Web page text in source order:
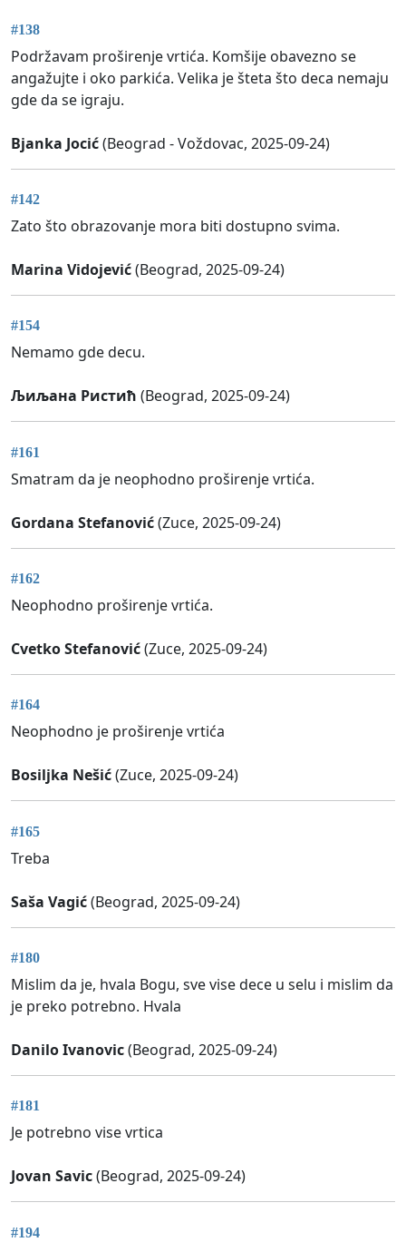
#138
Podržavam proširenje vrtića. Komšije obavezno se
angažujte i oko parkića. Velika je šteta što deca nemaju
gde da se igraju.
Bjanka Jocić(Beograd - Voždovac, 2025-09-24)
#142
Zato što obrazovanje mora biti dostupno svima.
Marina Vidojević(Beograd, 2025-09-24)
#154
Nemamo gde decu.
Љиљана Ристић (Beograd, 2025-09-24)
#161
Smatram da je neophodno proširenje vrtića.
Gordana Stefanović(Zuce, 2025-09-24)
#162
Neophodno proširenje vrtića.
Cvetko Stefanović(Zuce, 2025-09-24)
#164
Neophodno je proširenje vrtića
Bosiljka Nešić(Zuce, 2025-09-24)
#165
Treba
Saša Vagić(Beograd, 2025-09-24)
#180
Mislim da je, hvala Bogu, sve vise dece u selu i mislim da
je preko potrebno. Hvala
Danilo Ivanovic(Beograd, 2025-09-24)
#181
Je potrebno vise vrtica
Jovan Savic(Beograd, 2025-09-24)
#194